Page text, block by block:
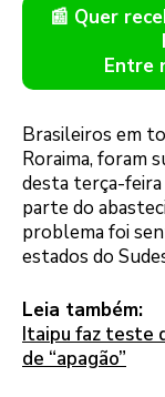
📰 Quer
Entre
Brasileiros em
Roraima, foram
desta terça-feira
parte do
problema foi
estados do
Leia também:
Itaipu faz teste
de “apagão”